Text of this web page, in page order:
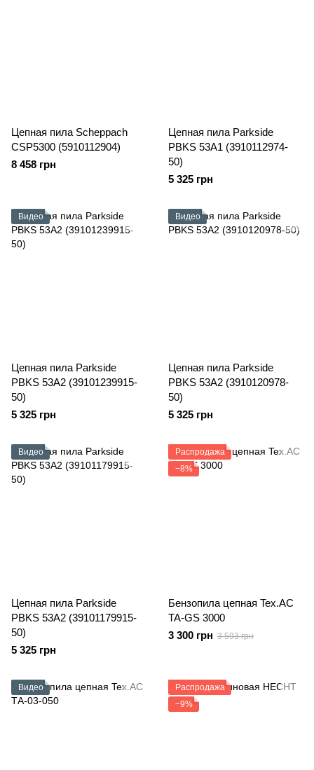
Цепная пила Scheppach
CSP5300 (5910112904)
8 458 грн
Цепная пила Parkside
PBKS 53A1 (3910112974-
50)
5 325 грн
Видео
Цепная пила Parkside
PBKS 53A2 (39101239915-
50)
5 325 грн
Видео
Цепная пила Parkside
PBKS 53A2 (3910120978-
50)
5 325 грн
Видео
Цепная пила Parkside
PBKS 53A2 (39101179915-
50)
5 325 грн
Распродажа
−8%
Бензопила цепная Tex.AC
TA-GS 3000
3 300 грн 3 593 грн
Видео
Распродажа
−9%